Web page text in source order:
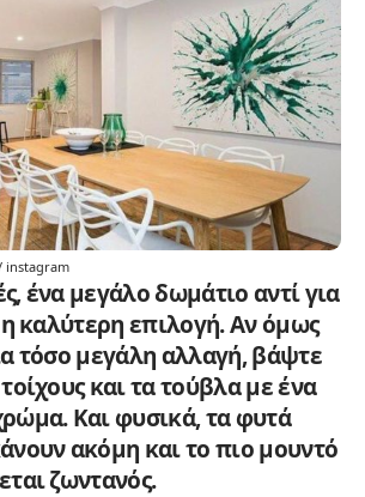
instagram
ένα μεγάλο δωμάτιο αντί για
η καλύτερη επιλογή. Αν όμως
τόσο μεγάλη αλλαγή, βάψτε
και τα τούβλα με ένα
Και φυσικά, τα φυτά
ακόμη και το πιο μουντό
ζωντανός.